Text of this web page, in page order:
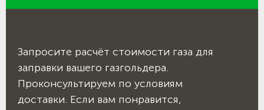
Запросите расчёт стоимости газа для
заправки вашего газгольдера.
Проконсультируем по условиям
доставки. Если вам понравится,